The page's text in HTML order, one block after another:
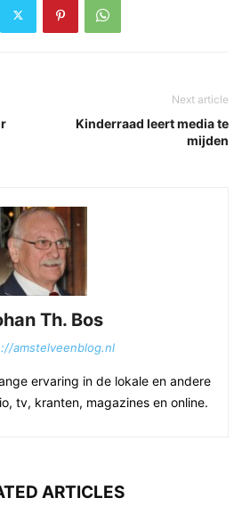
Next article
Kinderraad leert media te
mijden
Th. Bos
amstelveenblog.nl
ervaring in de lokale en andere
tv, kranten, magazines en online.
ARTICLES